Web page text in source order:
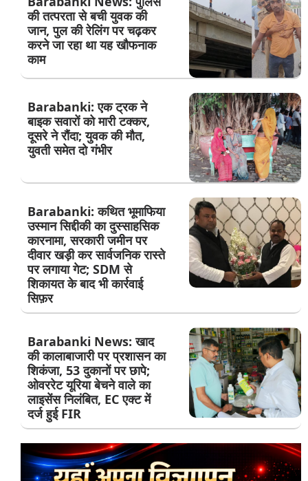
की तत्परता से बची युवक की
जान, पुल की रेलिंग पर चढ़कर
करने जा रहा था यह खौफनाक
काम
Barabanki: एक ट्रक ने
बाइक सवारों को मारी टक्कर,
दूसरे ने रौंदा; युवक की मौत,
युवती समेत दो गंभीर
Barabanki: कथित भूमाफिया
उस्मान सिद्दीकी का दुस्साहसिक
कारनामा, सरकारी जमीन पर
दीवार खड़ी कर सार्वजनिक रास्ते
पर लगाया गेट; SDM से
शिकायत के बाद भी कार्रवाई
सिफ़र
Barabanki News: खाद
की कालाबाजारी पर प्रशासन का
शिकंजा, 53 दुकानों पर छापे;
ओवररेट यूरिया बेचने वाले का
लाइसेंस निलंबित, EC एक्ट में
दर्ज हुई FIR